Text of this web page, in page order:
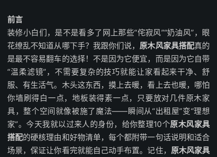
前言
装修小白们，是不是看多了网上那些“侘寂风”“奶油风”，眼
花缭乱不知道从哪下手？我跟你们说， 原木风家具搭配真的
是最不容易翻车的选择！不是因为它便宜，而是因为它自带
“温柔滤镜”，不需要复杂的技巧就能让家看起来干净、舒
服、有生活气。木头这东西，摸上去暖，看上去也暖，哪怕
你墙刷得白一点，地板装得素一点，只要放对几件原木家
具，整个空间就像被施了魔法——瞬间从“出租屋”变“理想
家”。今天我就以过来人的身份，给你整理10个原木风家具
搭配的硬核理由和好物清单，每个都附带一句话说明和适合
场景，保证让你看完就能自己动手布置。记住， 原木风家具